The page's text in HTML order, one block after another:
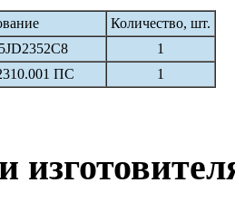
Количество, шт.
1
ПС 1